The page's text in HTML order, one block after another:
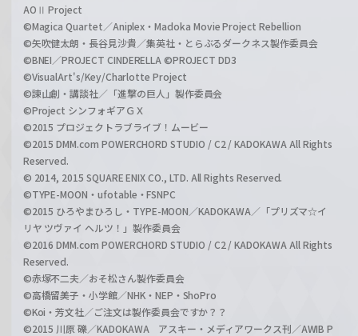
AOⅡ Project
©Magica Quartet／Aniplex・Madoka Movie Project Rebellion
©矢吹健太朗・長谷見沙貴／集英社・とらぶるダークネス製作委員会
©BNEI／PROJECT CINDERELLA ©PROJECT DD3
©VisualArt's/Key/Charlotte Project
©諫山創・講談社／「進撃の巨人」製作委員会
©Project シンフォギアＧＸ
©2015 プロジェクトラブライブ！ムービー
©2015 DMM.com POWERCHORD STUDIO / C2 / KADOKAWA All Rights
Reserved.
© 2014, 2015 SQUARE ENIX CO., LTD. All Rights Reserved.
©TYPE-MOON・ufotable・FSNPC
©2015 ひろやまひろし・TYPE-MOON／KADOKAWA／「プリズマ☆イ
リヤ ツヴァイ ヘルツ！」製作委員会
©2016 DMM.com POWERCHORD STUDIO / C2 / KADOKAWA All Rights
Reserved.
©赤塚不二夫／おそ松さん製作委員会
©高橋留美子・小学館／NHK・NEP・ShoPro
©Koi・芳文社／ご注文は製作委員会ですか？？
©2015 川原 礫／KADOKAWA アスキー・メディアワークス刊／AWIB P